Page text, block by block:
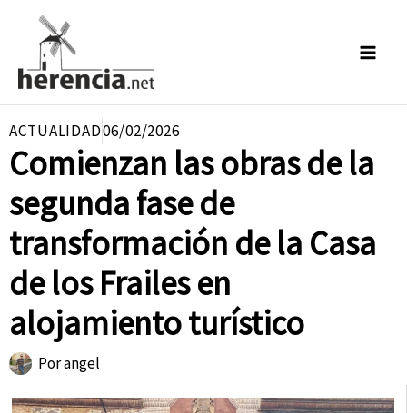
contenido
ACTUALIDAD06/02/2026
Comienzan las obras de la
segunda fase de
transformación de la Casa
de los Frailes en
alojamiento turístico
Porangel